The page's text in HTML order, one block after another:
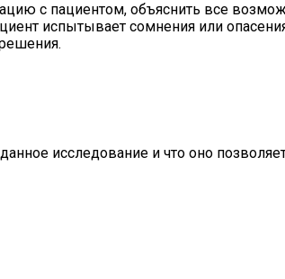
с пациентом, объяснить все
испытывает сомнения или
исследование и что оно